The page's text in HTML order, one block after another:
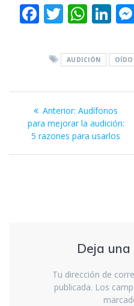
F
e
o
o
k
T
itt
er
W
at
s
A
p
p
Li
k
e
dI
n
AUDICIÓN OÍDO
Navegación
de
entradas
Anterior: Entrada
anterior:
Audífonos
para mejorar la audición:
5 razones para usarlos
Deja
Tu dirección de
publicada. Los